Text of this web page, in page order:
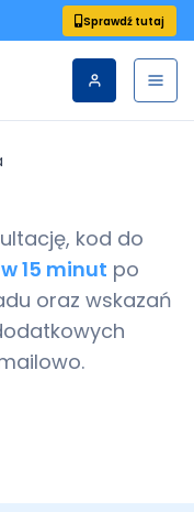
Sprawdź tutaj
kod do
15 minut po
oraz wskazań